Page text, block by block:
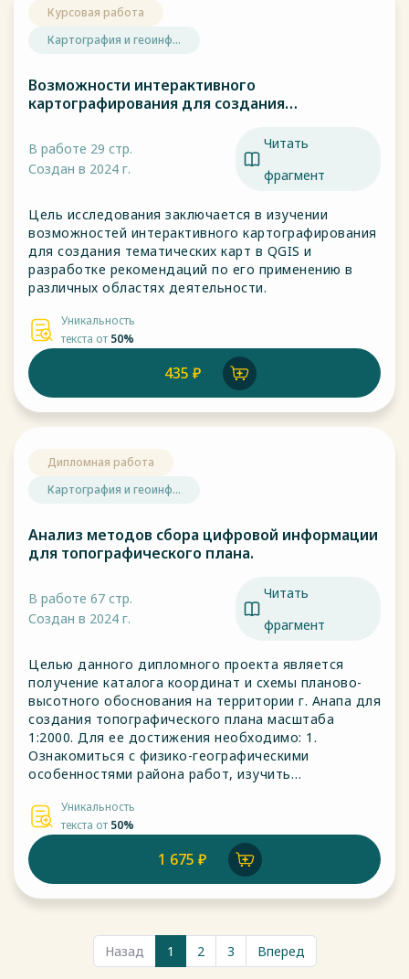
Курсовая работа
Картография и геоинф...
Возможности интерактивного
картографирования для создания
В работе 29 стр.
Создан в 2024 г.
Читать
фрагмент
Цель исследования заключается в изучении
возможностей интерактивного картографирования
для создания тематических карт в QGIS и
разработке рекомендаций по его применению в
различных областях деятельности.
Уникальность
текста от 50%
435 ₽
Дипломная работа
Картография и геоинф...
Анализ методов сбора цифровой информации
для топографического плана.
В работе 67 стр.
Создан в 2024 г.
Читать
фрагмент
Целью данного дипломного проекта является
получение каталога координат и схемы планово-
высотного обоснования на территории г. Анапа для
создания топографического плана масштаба
1:2000. Для ее достижения необходимо: 1.
Ознакомиться с физико-географическими
особенностями района работ, изучить
инженерно-геодезических изысканий. 2. Провести
анализ методов сбора цифровой информации для
топографического плана.
Уникальность
текста от 50%
1 675 ₽
Назад 1 2 3 Вперед